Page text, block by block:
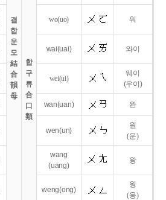
결
합
운
모
結
合
韻
母
합
구
류
合
口
類
wo(uo) 워
wai(uai) 와이
wei(ui)
웨이
(우이)
wan(uan) 완
wen(un)
원
(운)
wang
(uang)
왕
weng(ong)
웡
(웅)